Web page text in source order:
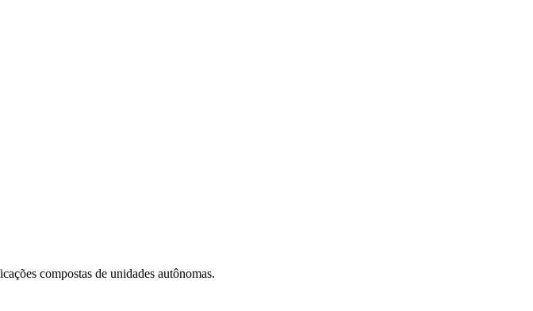
compostas de unidades autônomas.